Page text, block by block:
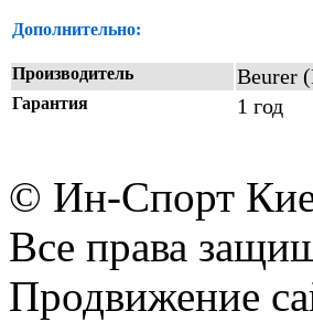
Дополнительно:
Производитель Beurer
Гарантия 1 год
© Ин-Спорт
Все права
Продвижение